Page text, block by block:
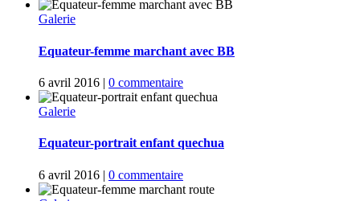
Galerie
Equateur-femme marchant avec BB
6 avril 2016 | 0 commentaire
Galerie
Equateur-portrait enfant quechua
6 avril 2016 | 0 commentaire